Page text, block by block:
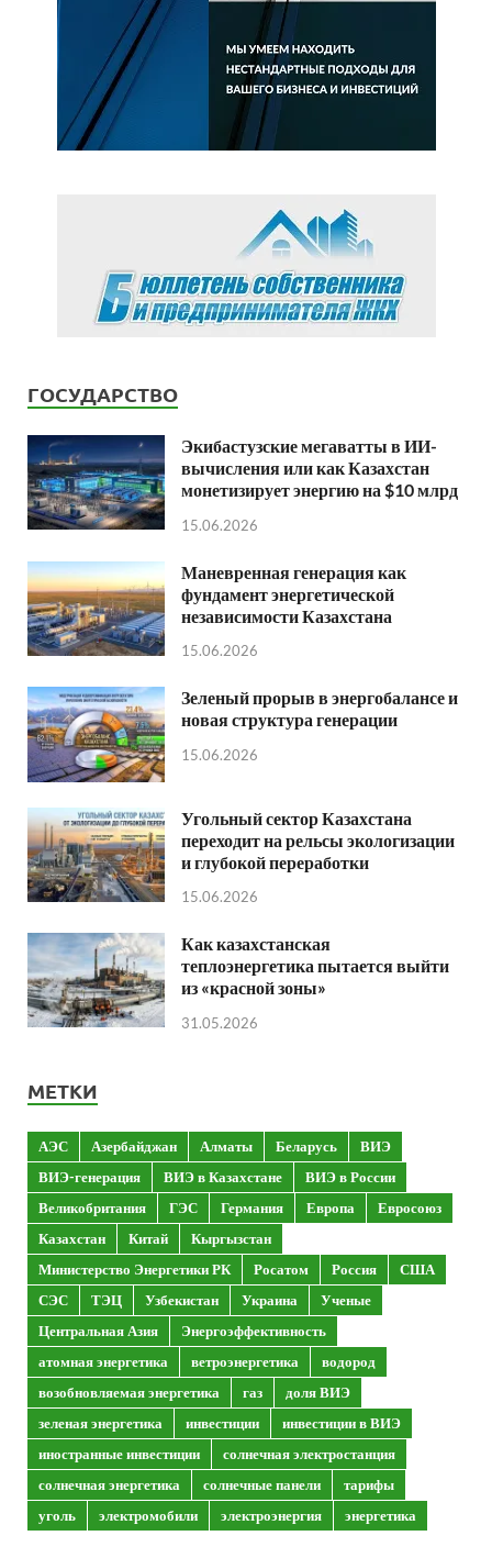
ГОСУДАРСТВО
Экибастузские мегаватты в ИИ-
вычисления или как Казахстан
монетизирует энергию на $10 млрд
15.06.2026
Маневренная генерация как
фундамент энергетической
независимости Казахстана
15.06.2026
Зеленый прорыв в энергобалансе и
новая структура генерации
15.06.2026
Угольный сектор Казахстана
переходит на рельсы экологизации
и глубокой переработки
15.06.2026
Как казахстанская
теплоэнергетика пытается выйти
из «красной зоны»
31.05.2026
МЕТКИ
АЭС Азербайджан Алматы Беларусь
ВИЭ
ВИЭ-генерация
ВИЭ в Казахстане
ВИЭ в России
Великобритания
ГЭС Германия Европа
Евросоюз
Казахстан
Китай
Кыргызстан
Министерство Энергетики РК
Росатом Россия
США
СЭС
ТЭЦ Узбекистан Украина
Ученые
Центральная Азия
Энергоэффективность
атомная энергетика
ветроэнергетика
водород
возобновляемая энергетика
газ
доля ВИЭ
зеленая энергетика
инвестиции
инвестиции в ВИЭ
иностранные инвестиции
солнечная электростанция
солнечная энергетика
солнечные панели
тарифы
уголь
электромобили электроэнергия энергетика